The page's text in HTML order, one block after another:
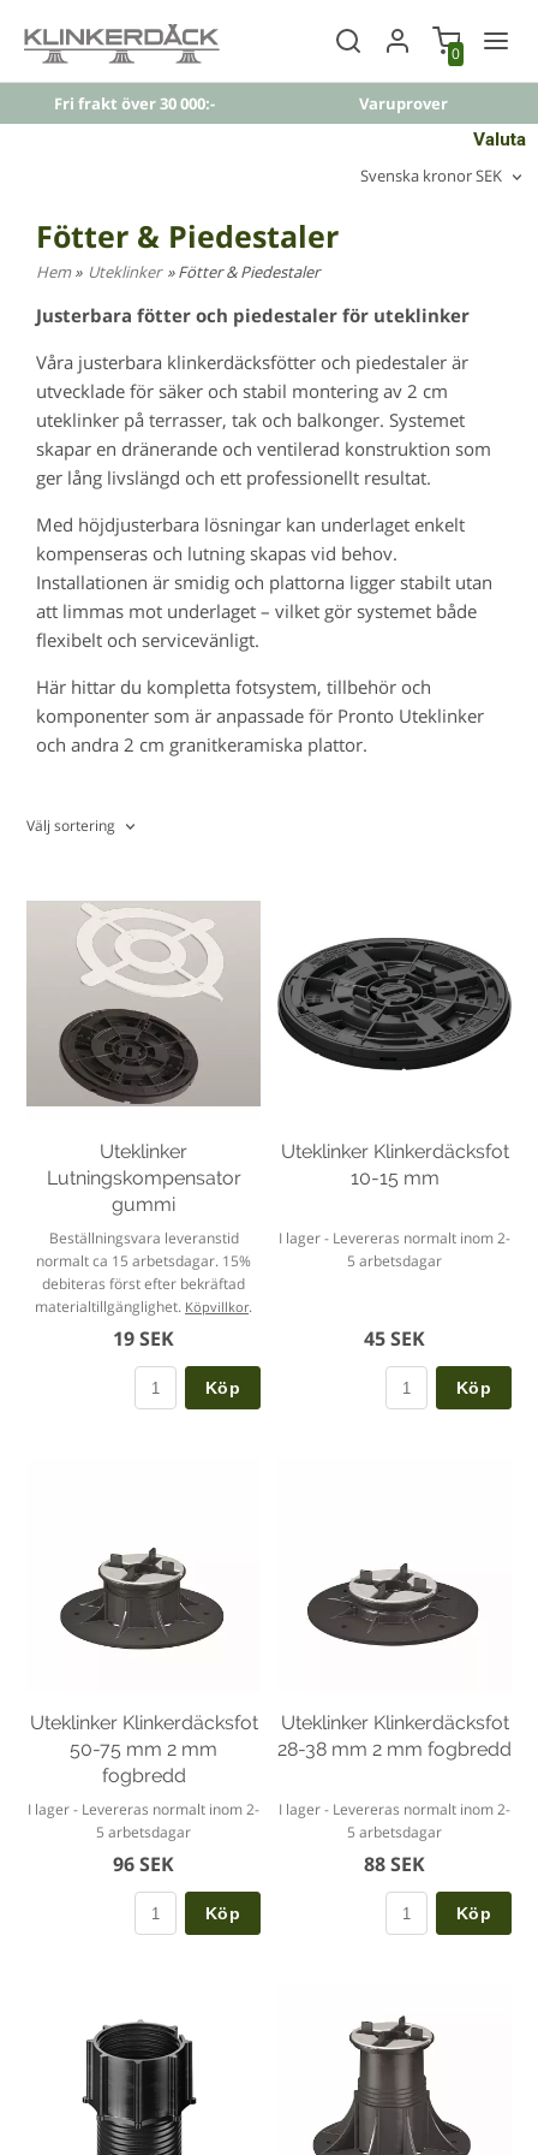
0
Fri frakt över 30 000:-
Varuprover
Valuta
Svenska kronor SEK
Fötter & Piedestaler
Hem» Uteklinker » Fötter & Piedestaler
Justerbara fötter och piedestaler för uteklinker
Våra justerbara klinkerdäcksfötter och piedestaler är
utvecklade för säker och stabil montering av 2 cm
uteklinker på terrasser, tak och balkonger. Systemet
skapar en dränerande och ventilerad konstruktion som
ger lång livslängd och ett professionellt resultat.
Med höjdjusterbara lösningar kan underlaget enkelt
kompenseras och lutning skapas vid behov.
Installationen är smidig och plattorna ligger stabilt utan
att limmas mot underlaget – vilket gör systemet både
flexibelt och servicevänligt.
Här hittar du kompletta fotsystem, tillbehör och
komponenter som är anpassade för Pronto Uteklinker
och andra 2 cm granitkeramiska plattor.
Välj sortering
Uteklinker
Lutningskompensator
gummi
Beställningsvara leveranstid
normalt ca 15 arbetsdagar. 15%
debiteras först efter bekräftad
materialtillgänglighet. Köpvillkor.
19 SEK
Köp
Uteklinker Klinkerdäcksfot
10-15 mm
I lager - Levereras normalt inom 2-
5 arbetsdagar
45 SEK
Köp
Uteklinker Klinkerdäcksfot
50-75 mm 2 mm
fogbredd
I lager - Levereras normalt inom 2-
5 arbetsdagar
96 SEK
Köp
Uteklinker Klinkerdäcksfot
28-38 mm 2 mm fogbredd
I lager - Levereras normalt inom 2-
5 arbetsdagar
88 SEK
Köp